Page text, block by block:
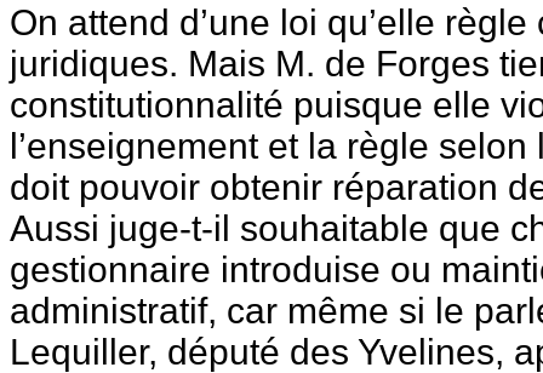
On attend d’une loi qu’elle
juridiques. Mais M. de Forges
constitutionnalité puisque elle
l’enseignement et la règle
doit pouvoir obtenir réparation
Aussi juge-t-il souhaitable que
gestionnaire introduise ou
administratif, car même si le
Lequiller, député des Yvelines,